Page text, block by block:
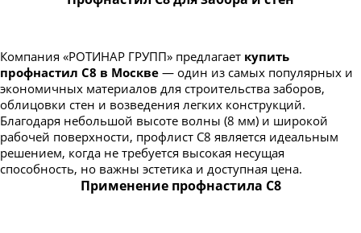
Компания «РОТИНАР ГРУПП» предлагает купить
профнастил С8 в Москве — один из самых популярных и
экономичных материалов для строительства заборов,
облицовки стен и возведения легких конструкций.
Благодаря небольшой высоте волны (8 мм) и широкой
рабочей поверхности, профлист С8 является идеальным
решением, когда не требуется высокая несущая
способность, но важны эстетика и доступная цена.
Применение профнастила С8